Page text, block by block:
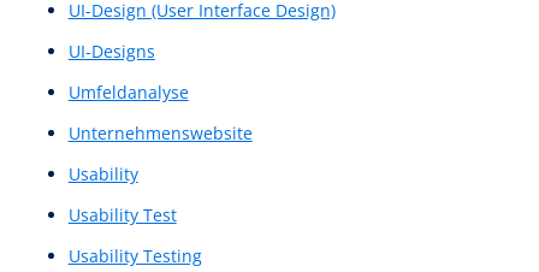
POCs
Präziser Layout Entwurf
Präziser Layoutentwurf
Promoter-Wert
Proof of Concept